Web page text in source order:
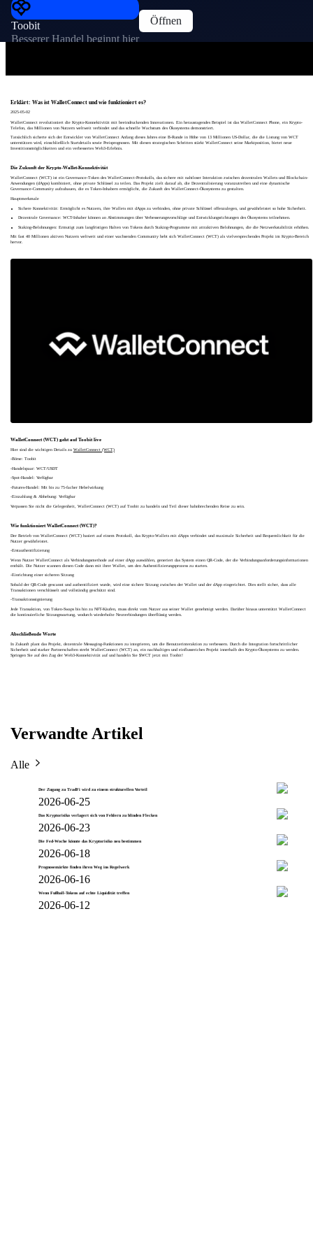
Toobit
Besserer Handel beginnt hier
Öffnen
Erklärt: Was ist WalletConnect und wie funktioniert es?
2025-05-02
WalletConnect revolutioniert die Krypto-Konnektivität mit beeindruckenden Innovationen. Ein herausragendes Beispiel ist das WalletConnect Phone, ein Krypto-
Telefon, das Millionen von Nutzern weltweit verbindet und das schnelle Wachstum des Ökosystems demonstriert.
Tatsächlich sicherte sich der Entwickler von WalletConnect Anfang dieses Jahres eine B-Runde in Höhe von 13 Millionen US-Dollar, die die Listung von WCT
unterstützen wird, einschließlich Startdetails sowie Preisprognosen. Mit diesen strategischen Schritten stärkt WalletConnect seine Marktposition, bietet neue
Investitionsmöglichkeiten und ein verbessertes Web3-Erlebnis.
Die Zukunft der Krypto-Wallet-Konnektivität
WalletConnect (WCT) ist ein Governance-Token des WalletConnect-Protokolls, das sichere mit nahtloser Interaktion zwischen dezentralen Wallets und Blockchain-
Anwendungen (dApps) kombiniert, ohne private Schlüssel zu teilen. Das Projekt zielt darauf ab, die Dezentralisierung voranzutreiben und eine dynamische
Governance-Community aufzubauen, die es Token-Inhabern ermöglicht, die Zukunft des WalletConnect-Ökosystems zu gestalten.
Hauptmerkmale
Sichere Konnektivität: Ermöglicht es Nutzern, ihre Wallets mit dApps zu verbinden, ohne private Schlüssel offenzulegen, und gewährleistet so hohe Sicherheit.
Dezentrale Governance: WCT-Inhaber können an Abstimmungen über Verbesserungsvorschläge und Entwicklungsrichtungen des Ökosystems teilnehmen.
Staking-Belohnungen: Ermutigt zum langfristigen Halten von Tokens durch Staking-Programme mit attraktiven Belohnungen, die die Netzwerkstabilität erhöhen.
Mit fast 40 Millionen aktiven Nutzern weltweit und einer wachsenden Community hebt sich WalletConnect (WCT) als vielversprechendes Projekt im Krypto-Bereich
hervor.
WalletConnect (WCT) geht auf Toobit live
Hier sind die wichtigen Details zu WalletConnect (WCT)
-Börse: Toobit
-Handelspaar: WCT/USDT
-Spot-Handel: Verfügbar
-Futures-Handel: Mit bis zu 75-facher Hebelwirkung
-Einzahlung & Abhebung: Verfügbar
Verpassen Sie nicht die Gelegenheit, WalletConnect (WCT) auf Toobit zu handeln und Teil dieser bahnbrechenden Reise zu sein.
Wie funktioniert WalletConnect (WCT)?
Der Betrieb von WalletConnect (WCT) basiert auf einem Protokoll, das Krypto-Wallets mit dApps verbindet und maximale Sicherheit und Bequemlichkeit für die
Nutzer gewährleistet.
-Erstauthentifizierung
Wenn Nutzer WalletConnect als Verbindungsmethode auf einer dApp auswählen, generiert das System einen QR-Code, der die Verbindungsanforderungsinformationen
enthält. Die Nutzer scannen diesen Code dann mit ihrer Wallet, um den Authentifizierungsprozess zu starten.
-Einrichtung einer sicheren Sitzung
Sobald der QR-Code gescannt und authentifiziert wurde, wird eine sichere Sitzung zwischen der Wallet und der dApp eingerichtet. Dies stellt sicher, dass alle
Transaktionen verschlüsselt und vollständig geschützt sind.
-Transaktionssignierung
Jede Transaktion, von Token-Swaps bis hin zu NFT-Käufen, muss direkt vom Nutzer aus seiner Wallet genehmigt werden. Darüber hinaus unterstützt WalletConnect
die kontinuierliche Sitzungswartung, wodurch wiederholte Neuverbindungen überflüssig werden.
Abschließende Worte
In Zukunft plant das Projekt, dezentrale Messaging-Funktionen zu integrieren, um die Benutzerinteraktion zu verbessern. Durch die Integration fortschrittlicher
Sicherheit und starker Partnerschaften strebt WalletConnect (WCT) an, ein nachhaltiges und einflussreiches Projekt innerhalb des Krypto-Ökosystems zu werden.
Springen Sie auf den Zug der Web3-Konnektivität auf und handeln Sie $WCT jetzt mit Toobit!
Verwandte Artikel
Alle
Der Zugang zu TradFi wird zu einem strukturellen Vorteil
2026-06-25
Das Kryptorisiko verlagert sich von Fehlern zu blinden Flecken
2026-06-23
Die Fed-Woche könnte das Kryptorisiko neu bestimmen
2026-06-18
Prognosemärkte finden ihren Weg ins Regelwerk
2026-06-16
Wenn Fußball-Tokens auf echte Liquidität treffen
2026-06-12